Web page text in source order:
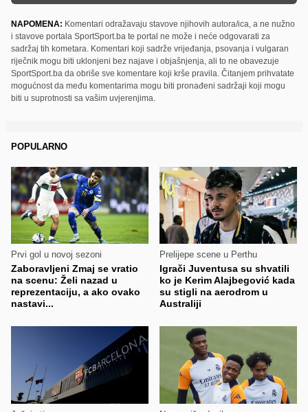
NAPOMENA: Komentari odražavaju stavove njihovih autora/ica, a ne nužno
i stavove portala SportSport.ba te portal ne može i neće odgovarati za
sadržaj tih kometara. Komentari koji sadrže vrijeđanja, psovanja i vulgaran
riječnik mogu biti uklonjeni bez najave i objašnjenja, ali to ne obavezuje
SportSport.ba da obriše sve komentare koji krše pravila. Čitanjem prihvatate
mogućnost da među komentarima mogu biti pronađeni sadržaji koji mogu
biti u suprotnosti sa vašim uvjerenjima.
POPULARNO
Prvi gol u novoj sezoni
Zaboravljeni Zmaj se vratio
na scenu: Želi nazad u
reprezentaciju, a ako ovako
nastavi...
Prelijepe scene u Perthu
Igrači Juventusa su shvatili
ko je Kerim Alajbegović kada
su stigli na aerodrom u
Australiji